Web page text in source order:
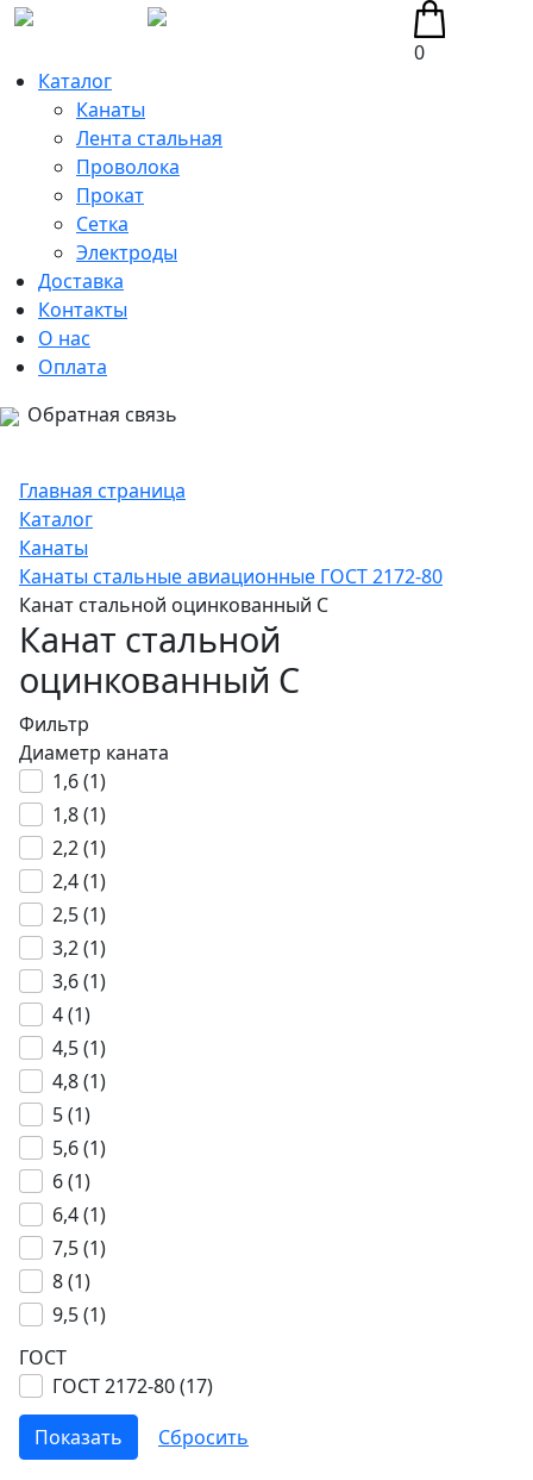
0
Каталог
Канаты
Лента стальная
Проволока
Прокат
Сетка
Электроды
Доставка
Контакты
О нас
Оплата
Обратная связь
Главная страница
Каталог
Канаты
Канаты стальные авиационные ГОСТ 2172-80
Канат стальной оцинкованный С
Канат стальной
оцинкованный С
Фильтр
Диаметр каната
1,6 (1)
1,8 (1)
2,2 (1)
2,4 (1)
2,5 (1)
3,2 (1)
3,6 (1)
4 (1)
4,5 (1)
4,8 (1)
5 (1)
5,6 (1)
6 (1)
6,4 (1)
7,5 (1)
8 (1)
9,5 (1)
ГОСТ
ГОСТ 2172-80 (17)